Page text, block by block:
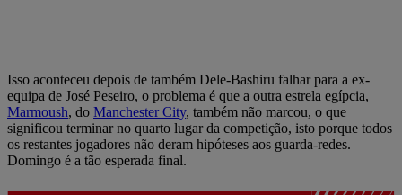
Isso aconteceu depois de também Dele-Bashiru falhar para a ex-
equipa de José Peseiro, o problema é que a outra estrela egípcia,
Marmoush, do Manchester City, também não marcou, o que
significou terminar no quarto lugar da competição, isto porque todos
os restantes jogadores não deram hipóteses aos guarda-redes.
Domingo é a tão esperada final.